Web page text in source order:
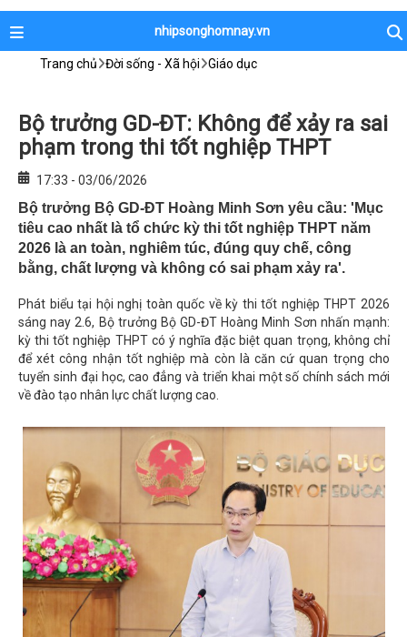
nhipsonghomnay.vn
Trang chủ Đời sống - Xã hội Giáo dục
Bộ trưởng GD-ĐT: Không để xảy ra sai
phạm trong thi tốt nghiệp THPT
17:33 - 03/06/2026
Bộ trưởng Bộ GD-ĐT Hoàng Minh Sơn yêu cầu: 'Mục
tiêu cao nhất là tổ chức kỳ thi tốt nghiệp THPT năm
2026 là an toàn, nghiêm túc, đúng quy chế, công
bằng, chất lượng và không có sai phạm xảy ra'.
Phát biểu tại hội nghị toàn quốc về kỳ thi tốt nghiệp THPT 2026
sáng nay 2.6, Bộ trưởng Bộ GD-ĐT Hoàng Minh Sơn nhấn mạnh:
kỳ thi tốt nghiệp THPT có ý nghĩa đặc biệt quan trọng, không chỉ
để xét công nhận tốt nghiệp mà còn là căn cứ quan trọng cho
tuyển sinh đại học, cao đẳng và triển khai một số chính sách mới
về đào tạo nhân lực chất lượng cao.